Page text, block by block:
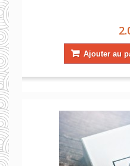
Ajouter au